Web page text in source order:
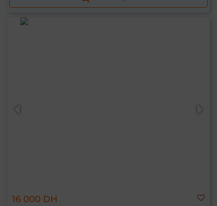
16 000 DH